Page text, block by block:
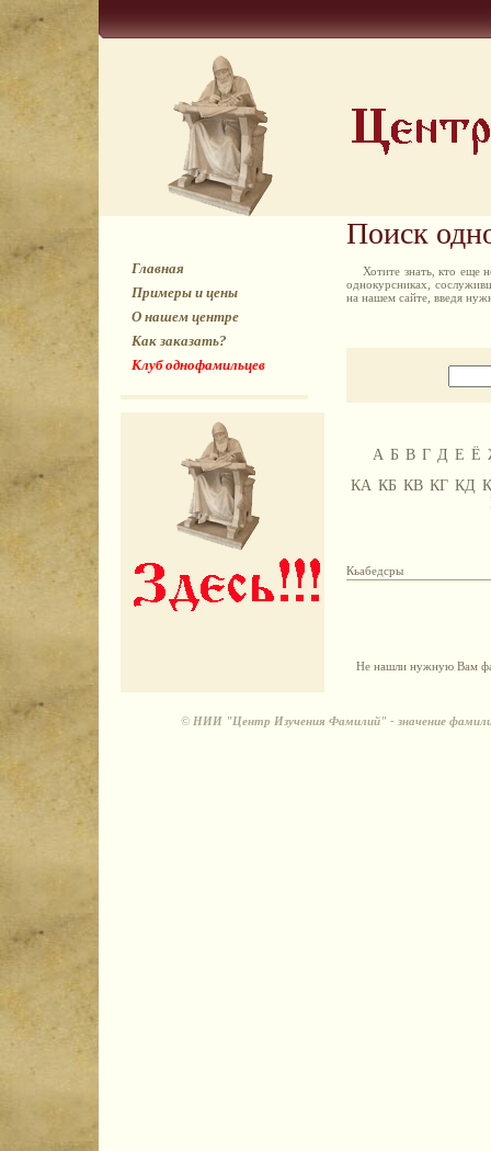
Главная
Примеры и цены
О нашем центре
Как заказать?
Клуб однофамильцев
Поиск
Хотите знать, кто еще
однокурсниках,
на нашем сайте, введя
А Б В Г Д Е Ё
КА КБ КВ КГ КД
Кьабедсры
Не нашли нужную Вам
© НИИ "Центр Изучения Фамилий" - значение